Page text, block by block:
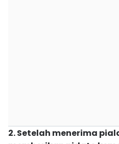
2. Setelah menerima